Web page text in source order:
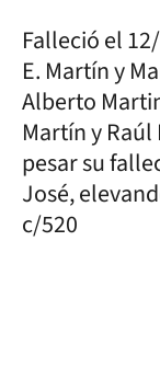
Falleció el
E. Martín y
Alberto
Martín y
pesar su
José,
c/520